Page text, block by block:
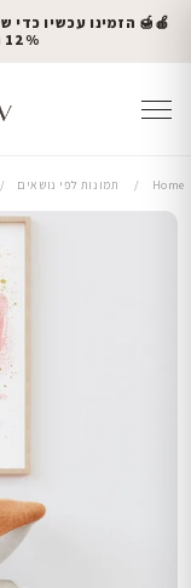
🍎🍯 הזמינו עכשיו כדי
12% הנחה!
Home תמונות לפי נושאים